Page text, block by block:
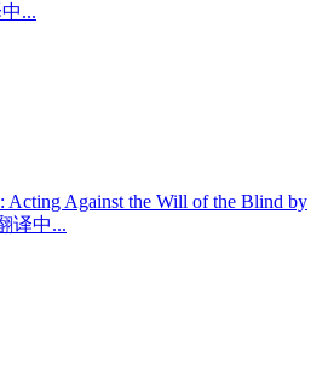
...
Acting Against the Will of the Blind by
译中...